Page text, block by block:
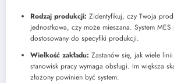
Rodzaj produkcji: Zidentyfikuj, czy Twoja
jednostkowa, czy może mieszana. System
dostosowany do specyfiki produkcji.
Wielkość zakładu: Zastanów się, jak wiele
stanowisk pracy wymaga obsługi. Im większa
złożony powinien być system.